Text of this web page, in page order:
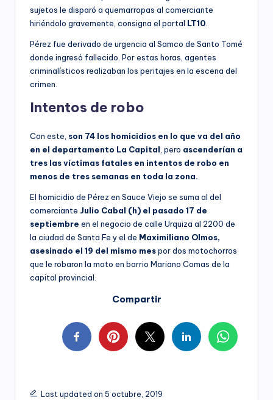
sujetos le disparó a quemarropas al comerciante
hiriéndolo gravemente, consigna el portal LT10.
Pérez fue derivado de urgencia al Samco de Santo Tomé
donde ingresó fallecido. Por estas horas, agentes
criminalísticos realizaban los peritajes en la escena del
crimen.
Intentos de robo
Con este, son 74 los homicidios en lo que va del año
en el departamento La Capital, pero ascenderían a
tres las víctimas fatales en intentos de robo en
menos de tres semanas en toda la zona.
El homicidio de Pérez en Sauce Viejo se suma al del
comerciante Julio Cabal (h) el pasado 17 de
septiembre en el negocio de calle Urquiza al 2200 de
la ciudad de Santa Fe y el de Maximiliano Olmos,
asesinado el 19 del mismo mespor dos motochorros
que le robaron la moto en barrio Mariano Comas de la
capital provincial.
Compartir
Last updated on 5 octubre, 2019